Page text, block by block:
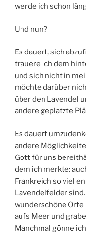
werde ich schon
Und nun?
Es dauert, sich
trauere ich dem
und sich nicht in
möchte darüber
über den Lavendel
andere geplatzte
Es dauert
andere
Gott für uns
dem ich merkte:
Frankreich so viel
Lavendelfelder
wunderschöne Orte
aufs Meer und
Manchmal gönne